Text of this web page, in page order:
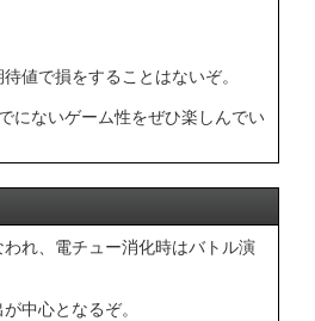
値で損をすることはないぞ。
にないゲーム性をぜひ楽しんでい
れ、電チュー消化時はバトル演
中心となるぞ。